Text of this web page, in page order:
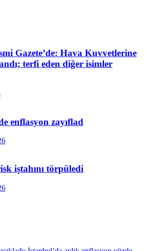
Gazete’de: Hava Kuvvetlerine
terfi eden diğer isimler
enflasyon zayıflad
iştahını törpüledi